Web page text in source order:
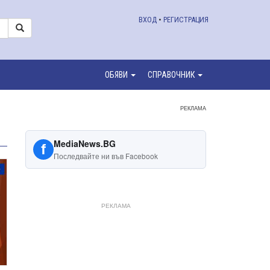
ВХОД • РЕГИСТРАЦИЯ
ОБЯВИ СПРАВОЧНИК
РЕКЛАМА
f MediaNews.BG
Последвайте ни във Facebook
РЕКЛАМА